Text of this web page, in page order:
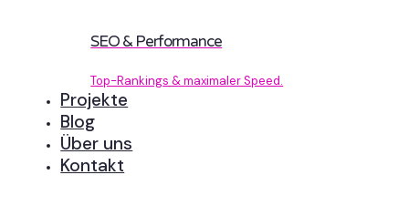
SEO & Performance
Top-Rankings & maximaler Speed.
Projekte
Blog
Über uns
Kontakt